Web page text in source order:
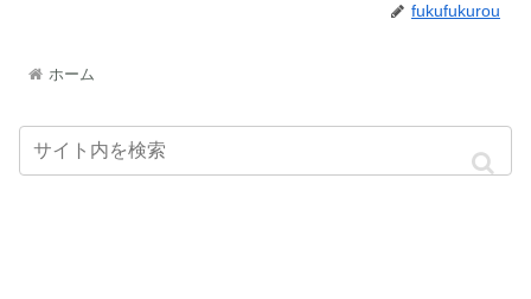
fukufukurou
ホーム